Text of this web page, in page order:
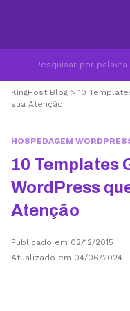
KingHost Blog > 10
sua Atenção
HOSPEDAGEM
10 Templates
WordPress
Atenção
Publicado em 02/12/2015
Atualizado em 04/06/2024